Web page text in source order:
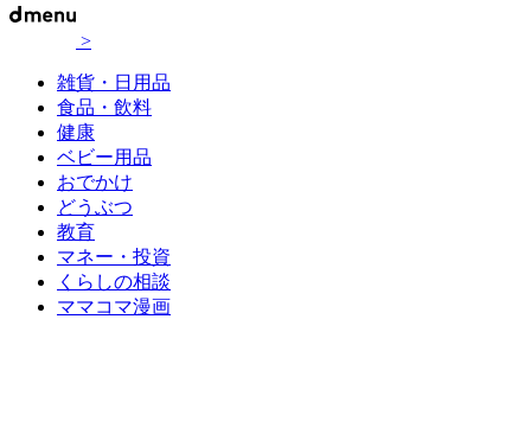
>
雑貨・日用品
食品・飲料
健康
ベビー用品
おでかけ
どうぶつ
教育
マネー・投資
くらしの相談
ママコマ漫画